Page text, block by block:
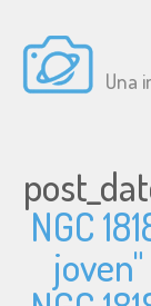
Una
NGC